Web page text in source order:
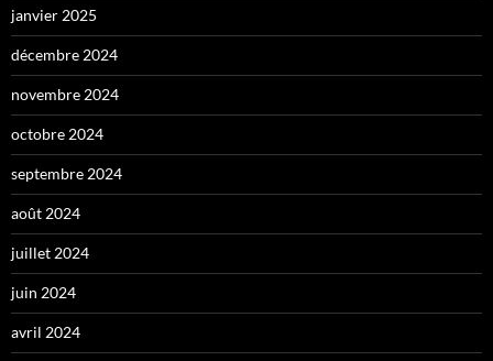
janvier 2025
décembre 2024
novembre 2024
octobre 2024
septembre 2024
août 2024
juillet 2024
juin 2024
avril 2024